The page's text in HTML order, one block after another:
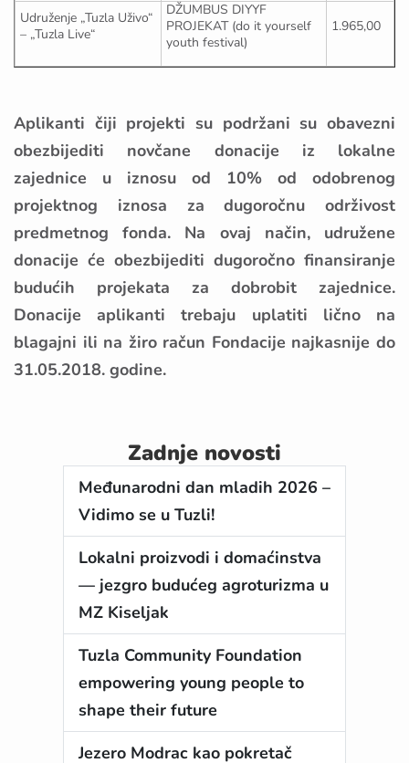
Udruženje „Tuzla Uživo“
– „Tuzla Live“
DŽUMBUS DIYYF
PROJEKAT (do it yourself
youth festival)
1.965,00
Aplikanti čiji projekti su podržani su obavezni
obezbijediti novčane donacije iz lokalne
zajednice u iznosu od 10% od odobrenog
projektnog iznosa za dugoročnu održivost
predmetnog fonda. Na ovaj način, udružene
donacije će obezbijediti dugoročno finansiranje
budućih projekata za dobrobit zajednice.
Donacije aplikanti trebaju uplatiti lično na
blagajni ili na žiro račun Fondacije najkasnije do
31.05.2018. godine.
Zadnje novosti
Međunarodni dan mladih 2026 –
Vidimo se u Tuzli!
Lokalni proizvodi i domaćinstva
— jezgro budućeg agroturizma u
MZ Kiseljak
Tuzla Community Foundation
empowering young people to
shape their future
Jezero Modrac kao pokretač